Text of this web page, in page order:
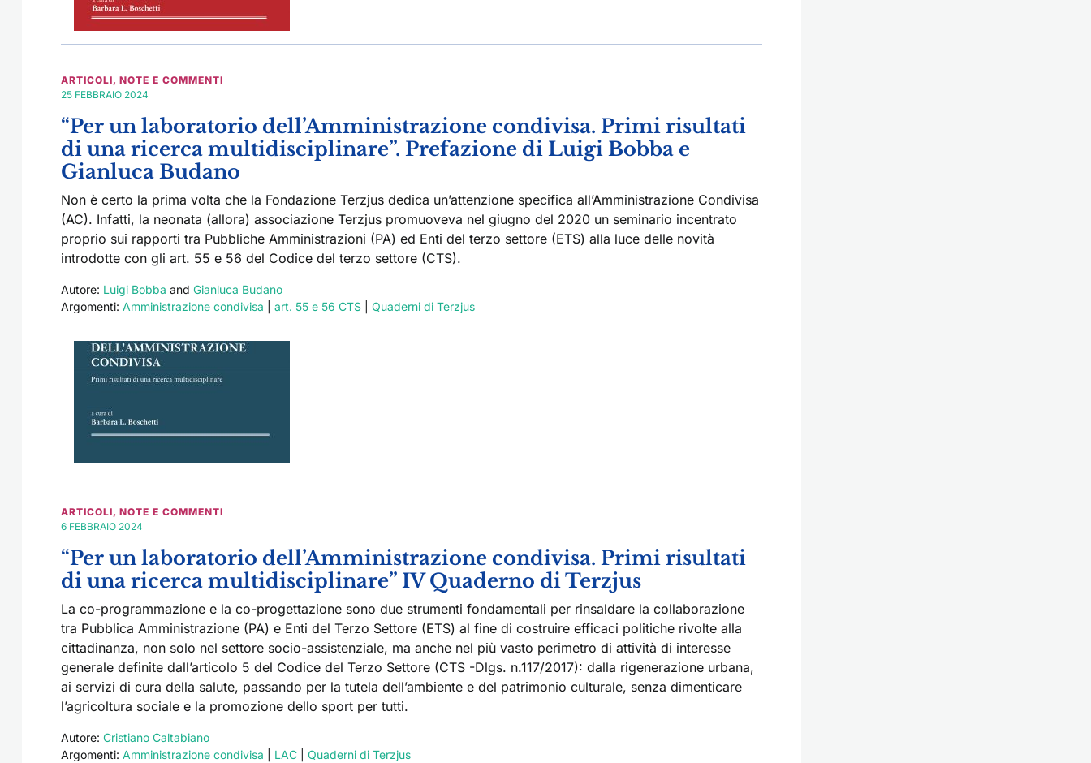
ARTICOLI, NOTE E COMMENTI
25 FEBBRAIO 2024
“Per un laboratorio dell’Amministrazione condivisa. Primi risultati
di una ricerca multidisciplinare”. Prefazione di Luigi Bobba e
Gianluca Budano
Non è certo la prima volta che la Fondazione Terzjus dedica un’attenzione specifica all’Amministrazione Condivisa
(AC). Infatti, la neonata (allora) associazione Terzjus promuoveva nel giugno del 2020 un seminario incentrato
proprio sui rapporti tra Pubbliche Amministrazioni (PA) ed Enti del terzo settore (ETS) alla luce delle novità
introdotte con gli art. 55 e 56 del Codice del terzo settore (CTS).
Autore: Luigi Bobba and Gianluca Budano
Argomenti: Amministrazione condivisa art. 55 e 56 CTS Quaderni di Terzjus
ARTICOLI, NOTE E COMMENTI
6 FEBBRAIO 2024
“Per un laboratorio dell’Amministrazione condivisa. Primi risultati
di una ricerca multidisciplinare” IV Quaderno di Terzjus
La co-programmazione e la co-progettazione sono due strumenti fondamentali per rinsaldare la collaborazione
tra Pubblica Amministrazione (PA) e Enti del Terzo Settore (ETS) al fine di costruire efficaci politiche rivolte alla
cittadinanza, non solo nel settore socio-assistenziale, ma anche nel più vasto perimetro di attività di interesse
generale definite dall’articolo 5 del Codice del Terzo Settore (CTS -Dlgs. n.117/2017): dalla rigenerazione urbana,
ai servizi di cura della salute, passando per la tutela dell’ambiente e del patrimonio culturale, senza dimenticare
l’agricoltura sociale e la promozione dello sport per tutti.
Autore: Cristiano Caltabiano
Argomenti: Amministrazione condivisa LAC Quaderni di Terzjus